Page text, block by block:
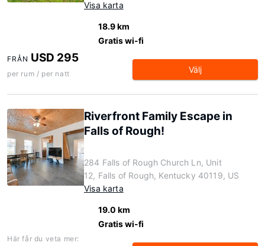
Visa karta
18.9 km
Gratis wi-fi
FRÅN USD 295
per rum / per natt Välj
Riverfront Family Escape in
Falls of Rough!
284 Falls of Rough Church Ln, Unit
12, Falls of Rough, Kentucky 40119, US
Visa karta
19.0 km
Gratis wi-fi
Här får du veta mer: